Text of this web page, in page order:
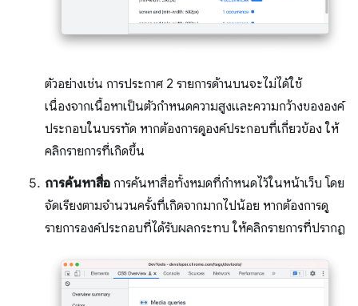
ตัวอย่างเช่น การประกาศ 2 รายการด้านบนจะไม่ได้ใช้
เนื่องจากเนื้อหาเป็นตัวกำหนดความสูงและความกว้างขององค์
ประกอบในบรรทัด หากต้องการดูองค์ประกอบที่เกี่ยวข้อง ให้
คลิกรายการที่เกิดขึ้น
การค้นหาสื่อ การค้นหาสื่อทั้งหมดที่กําหนดไว้ในหน้าเว็บ โดย
จัดเรียงตามจํานวนครั้งที่เกิดจากมากไปน้อย หากต้องการดู
รายการองค์ประกอบที่ได้รับผลกระทบ ให้คลิกรายการที่ปรากฏ